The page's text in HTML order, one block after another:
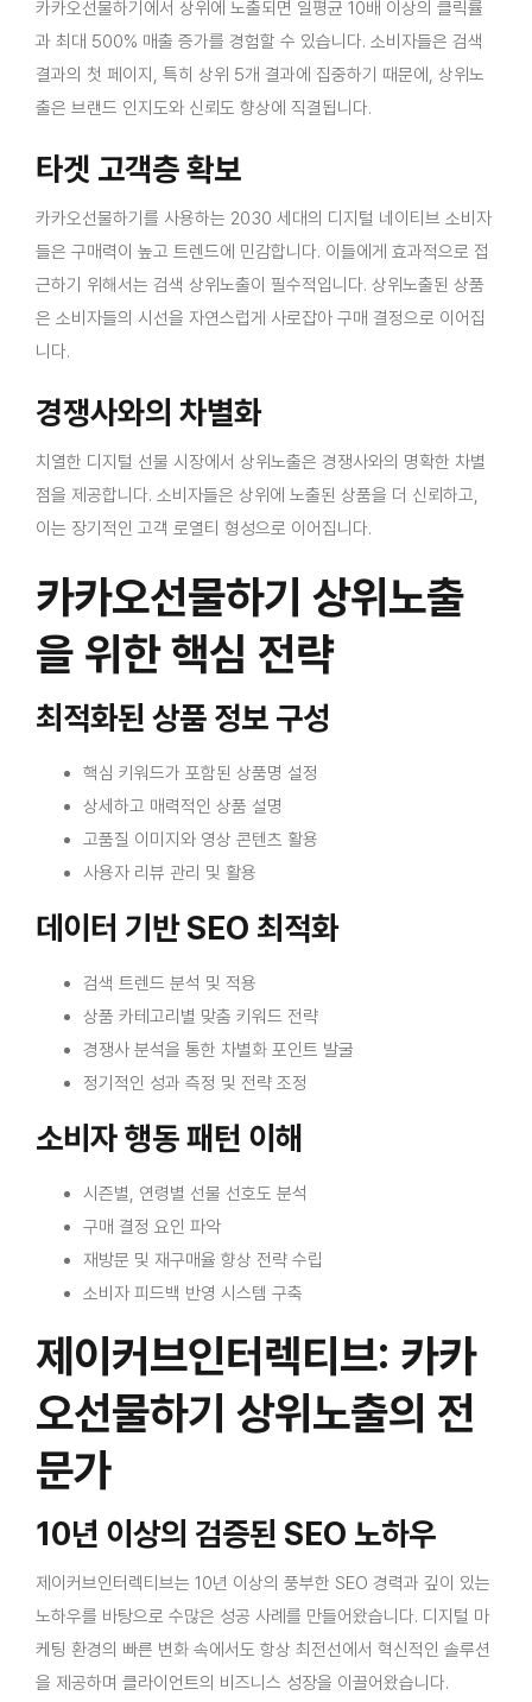
카카오선물하기에서 상위에 노출되면 일평균 10배 이상의 클릭률
과 최대 500% 매출 증가를 경험할 수 있습니다. 소비자들은 검색
결과의 첫 페이지, 특히 상위 5개 결과에 집중하기 때문에, 상위노
출은 브랜드 인지도와 신뢰도 향상에 직결됩니다.
타겟 고객층 확보
카카오선물하기를 사용하는 2030 세대의 디지털 네이티브 소비자
들은 구매력이 높고 트렌드에 민감합니다. 이들에게 효과적으로 접
근하기 위해서는 검색 상위노출이 필수적입니다. 상위노출된 상품
은 소비자들의 시선을 자연스럽게 사로잡아 구매 결정으로 이어집
니다.
경쟁사와의 차별화
치열한 디지털 선물 시장에서 상위노출은 경쟁사와의 명확한 차별
점을 제공합니다. 소비자들은 상위에 노출된 상품을 더 신뢰하고,
이는 장기적인 고객 로열티 형성으로 이어집니다.
카카오선물하기 상위노출
을 위한 핵심 전략
최적화된 상품 정보 구성
핵심 키워드가 포함된 상품명 설정
상세하고 매력적인 상품 설명
고품질 이미지와 영상 콘텐츠 활용
사용자 리뷰 관리 및 활용
데이터 기반 SEO 최적화
검색 트렌드 분석 및 적용
상품 카테고리별 맞춤 키워드 전략
경쟁사 분석을 통한 차별화 포인트 발굴
정기적인 성과 측정 및 전략 조정
소비자 행동 패턴 이해
시즌별, 연령별 선물 선호도 분석
구매 결정 요인 파악
재방문 및 재구매율 향상 전략 수립
소비자 피드백 반영 시스템 구축
제이커브인터렉티브: 카카
오선물하기 상위노출의 전
문가
10년 이상의 검증된 SEO 노하우
제이커브인터렉티브는 10년 이상의 풍부한 SEO 경력과 깊이 있는
노하우를 바탕으로 수많은 성공 사례를 만들어왔습니다. 디지털 마
케팅 환경의 빠른 변화 속에서도 항상 최전선에서 혁신적인 솔루션
을 제공하며 클라이언트의 비즈니스 성장을 이끌어왔습니다.